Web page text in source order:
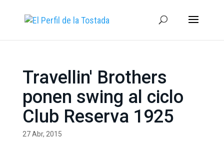
Travellin' Brothers
ponen swing al ciclo
Club Reserva 1925
27 Abr, 2015